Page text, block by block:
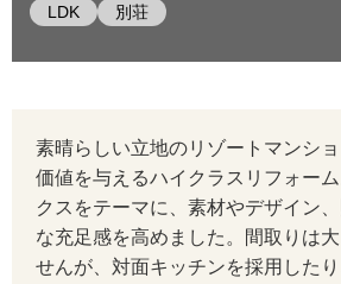
LDK 別荘
素晴らしい立地のリゾートマンシ
価値を与えるハイクラスリフォー
クスをテーマに、素材やデザイン
な充足感を高めました。間取りは
せんが、対面キッチンを採用した